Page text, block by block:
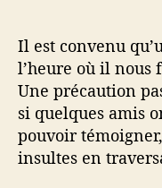
Il est convenu
l’heure où il nous
Une précaution
si quelques amis
pouvoir
insultes en